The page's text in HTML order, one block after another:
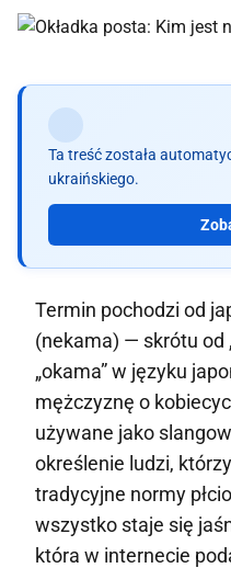
Ta treść została
ukraińskiego.
Termin pochodzi od
(nekama) — skrótu od
„okama” w języku
mężczyznę o
używane jako
określenie ludzi,
tradycyjne normy
wszystko staje się
która w internecie